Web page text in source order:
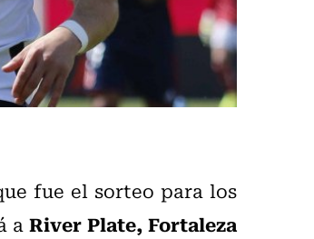
fue el sorteo para los
aRiver Plate, Fortaleza